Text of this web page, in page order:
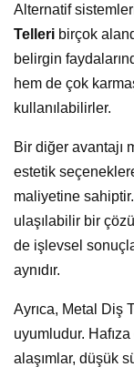
Alternatif
Telleri birçok
belirgin
hem de çok
kullanılabilirler.
Bir diğer avantajı
estetik
maliyetine
ulaşılabilir bir
de işlevsel
aynıdır.
Ayrıca, Metal Diş
uyumludur.
alaşımlar, düşük